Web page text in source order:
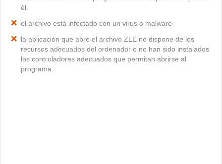
él.
el archivo está infectado con un virus o malware
la aplicación que abre el archivo ZLE no dispone de los
recursos adecuados del ordenador o no han sido instalados
los controladores adecuados que permitan abrirse al
programa.